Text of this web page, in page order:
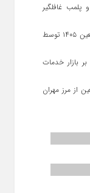
غافلگیر
تجلیل از رانندگان ناوگان آبرسانی و پشتیبانی اربعین ۱۴۰۵ توسط
بازار خدمات
هزار زائر اربعین از مرز مهران